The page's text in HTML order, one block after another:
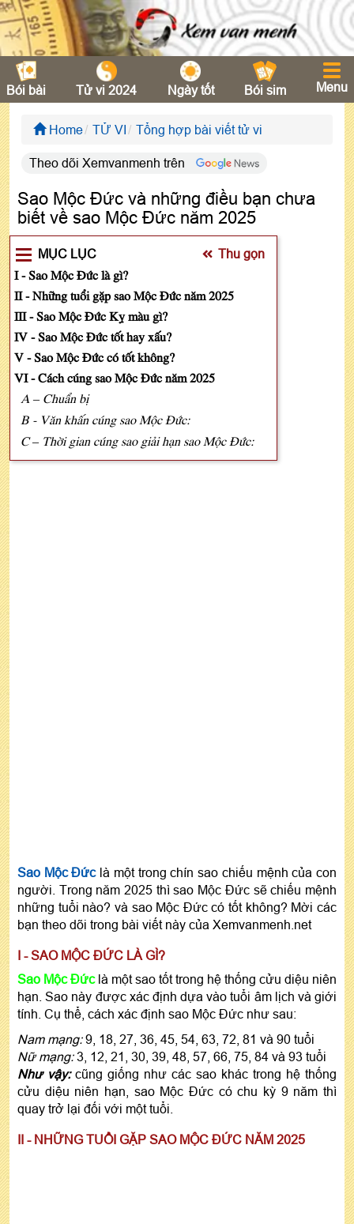
Bói bài Tử vi 2024 Ngày tốt Bói sim Menu
Home TỬ VI Tổng hợp bài viết tử vi
Theo dõi Xemvanmenh trên
Sao Mộc Đức và những điều bạn chưa
biết về sao Mộc Đức năm 2025
MỤC LỤC Thu gọn
I - Sao Mộc Đức là gì?
II - Những tuổi gặp sao Mộc Đức năm 2025
III - Sao Mộc Đức Kỵ màu gì?
IV - Sao Mộc Đức tốt hay xấu?
V - Sao Mộc Đức có tốt không?
VI - Cách cúng sao Mộc Đức năm 2025
A – Chuẩn bị
B - Văn khấn cúng sao Mộc Đức:
C – Thời gian cúng sao giải hạn sao Mộc Đức:
Sao Mộc Đứclà một trong chín sao chiếu mệnh của con
người. Trong năm 2025 thì sao Mộc Đức sẽ chiếu mệnh
những tuổi nào? và sao Mộc Đức có tốt không? Mời các
bạn theo dõi trong bài viết này của Xemvanmenh.net
I - SAO MỘC ĐỨC LÀ GÌ?
Sao Mộc Đứclà một sao tốt trong hệ thống cửu diệu niên
hạn. Sao này được xác định dựa vào tuổi âm lịch và giới
tính. Cụ thể, cách xác định sao Mộc Đức như sau:
Nam mạng:9, 18, 27, 36, 45, 54, 63, 72, 81 và 90 tuổi
Nữ mạng:3, 12, 21, 30, 39, 48, 57, 66, 75, 84 và 93 tuổi
Như vậy:cũng giống như các sao khác trong hệ thống
cửu diệu niên hạn, sao Mộc Đức có chu kỳ 9 năm thì
quay trở lại đối với một tuổi.
II - NHỮNG TUỔI GẶP SAO MỘC ĐỨC NĂM 2025